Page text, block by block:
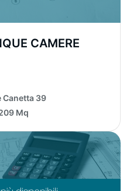
CAMERE
Canetta 39
Mq